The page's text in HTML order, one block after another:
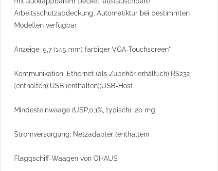
Arbeitsschutzabdeckung, Automatiktür bei bestimmten
Modellen verfügbar
Anzeige: 5,7 (145 mm) farbiger VGA-Touchscreen"
Kommunikation: Ethernet (als Zubehör erhältlich);RS232
(enthalten);USB (enthalten);USB-Host
Mindesteinwaage (USP,0,1%, typisch): 20 mg
Stromversorgung: Netzadapter (enthalten)
Flaggschiff-Waagen von OHAUS